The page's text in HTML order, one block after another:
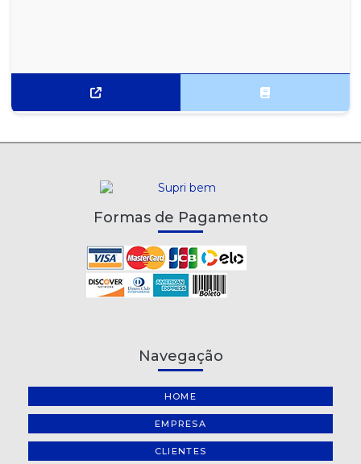
Formas de Pagamento
Navegação
HOME
EMPRESA
CLIENTES